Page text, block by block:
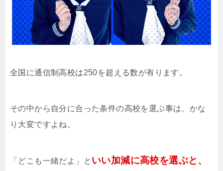
全国に通信制高校は250を超える数が有ります。
その中から自分に合った条件の高校を選ぶ事は、かな
り大変ですよね。
「どこも一緒だよ」と いい加減に高校を選ぶと、